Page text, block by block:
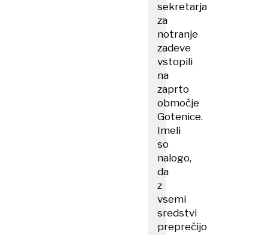
sekretarja
za
notranje
zadeve
vstopili
na
zaprto
območje
Gotenice.
Imeli
so
nalogo,
da
z
vsemi
sredstvi
preprečijo